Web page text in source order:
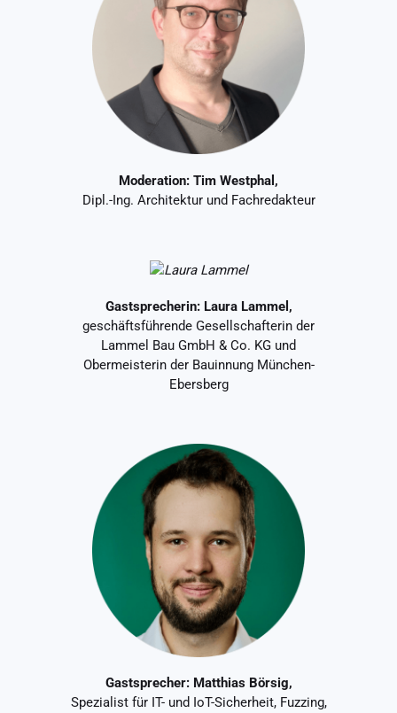
Moderation: Tim Westphal,
Dipl.-Ing. Architektur und Fachredakteur
Gastsprecherin: Laura Lammel,
geschäftsführende Gesellschafterin der
Lammel Bau GmbH & Co. KG und
Obermeisterin der Bauinnung München-
Ebersberg
Gastsprecher: Matthias Börsig,
Spezialist für IT- und IoT-Sicherheit, Fuzzing,